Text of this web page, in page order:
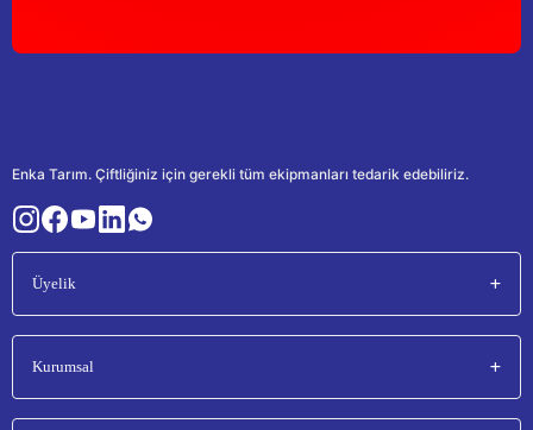
Enka Tarım. Çiftliğiniz için gerekli tüm ekipmanları tedarik edebiliriz.
Üyelik
Kurumsal